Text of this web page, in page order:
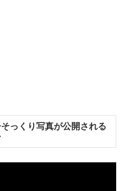
っくり写真が公開される